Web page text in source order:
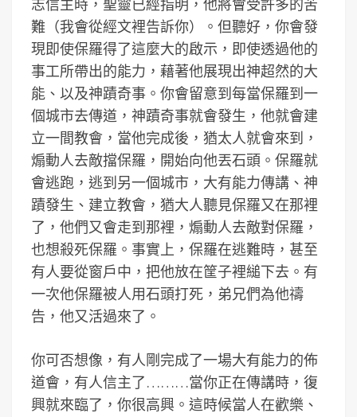
志信主時，聖靈已經指明，他將會受許多的苦
難（我會從經文裡告訴你）。但聽好，你會發
現即使保羅得了這麼大的啟示，即使透過他的
事工所帶出的能力，藉著他展現出神超然的大
能、以及神蹟奇事。你會留意到每當保羅到一
個城市去傳道，神蹟奇事就會發生，他就會建
立一間教會，當他完成後，猶太人就會來到，
煽動人去敵擋保羅，開始向他丟石頭。保羅就
會逃跑，逃到另一個城市，大有能力傳講、神
蹟發生、建立教會，猶大人聽見保羅又在那裡
了，他們又會走到那裡，煽動人去敵對保羅，
也想殺死保羅。事實上，保羅在逃難時，甚至
有人要從窗戶中，把他放在筐子裡縋下去。有
一次他保羅被人用石頭打死，弟兄們為他禱
告，他又活過來了。
你可否想像，有人剛完成了一場大有能力的佈
道會，有人信主了………當你正在傳講時，復
興就來臨了，你很高興。這時候當人在歡樂、